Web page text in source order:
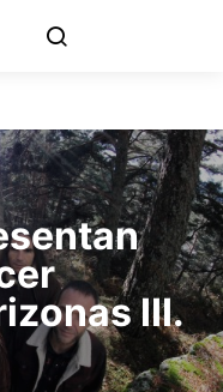
III.